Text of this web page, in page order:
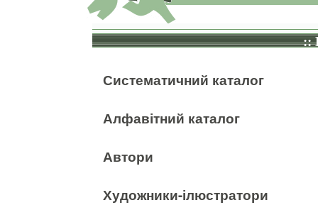
::
Систематичний каталог
Алфавітний каталог
Автори
Художники-ілюстратори